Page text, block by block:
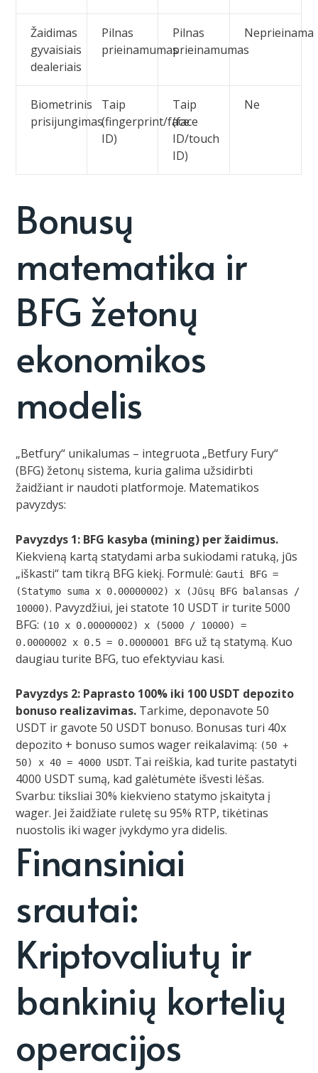
Žaidimas
gyvaisiais
dealeriais
Pilnas
prieinamumas
Pilnas
prieinamumas
Neprieinama
Biometrinis
prisijungimas
Taip
(fingerprint/face
ID)
Taip
(face
ID/touch
ID)
Ne
Bonusų
matematika ir
BFG žetonų
ekonomikos
modelis
„Betfury“ unikalumas – integruota „Betfury Fury“
(BFG) žetonų sistema, kuria galima užsidirbti
žaidžiant ir naudoti platformoje. Matematikos
pavyzdys:
Pavyzdys 1: BFG kasyba (mining) per žaidimus.
Kiekvieną kartą statydami arba sukiodami ratuką, jūs
„iškasti“ tam tikrą BFG kiekį. Formulė:Gauti BFG =
(Statymo suma x 0.00000002) x (Jūsų BFG balansas /
10000). Pavyzdžiui, jei statote 10 USDT ir turite 5000
BFG: (10 x 0.00000002) x (5000 / 10000) =
0.0000002 x 0.5 = 0.0000001 BFG už tą statymą. Kuo
daugiau turite BFG, tuo efektyviau kasi.
Pavyzdys 2: Paprasto 100% iki 100 USDT depozito
bonuso realizavimas. Tarkime, deponavote 50
USDT ir gavote 50 USDT bonuso. Bonusas turi 40x
depozito + bonuso sumos wager reikalavimą: (50 +
50) x 40 = 4000 USDT. Tai reiškia, kad turite pastatyti
4000 USDT sumą, kad galėtumėte išvesti lėšas.
Svarbu: tiksliai 30% kiekvieno statymo įskaityta į
wager. Jei žaidžiate ruletę su 95% RTP, tikėtinas
nuostolis iki wager įvykdymo yra didelis.
Finansiniai
srautai:
Kriptovaliutų ir
bankinių kortelių
operacijos